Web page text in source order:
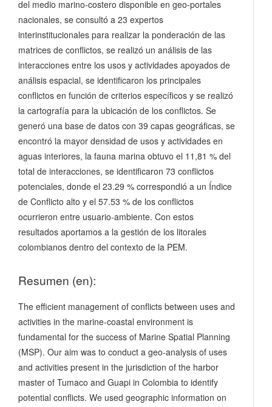
del medio marino-costero disponible en geo-portales
nacionales, se consultó a 23 expertos
interinstitucionales para realizar la ponderación de las
matrices de conflictos, se realizó un análisis de las
interacciones entre los usos y actividades apoyados de
análisis espacial, se identificaron los principales
conflictos en función de criterios específicos y se realizó
la cartografía para la ubicación de los conflictos. Se
generó una base de datos con 39 capas geográficas, se
encontró la mayor densidad de usos y actividades en
aguas interiores, la fauna marina obtuvo el 11,81 % del
total de interacciones, se identificaron 73 conflictos
potenciales, donde el 23.29 % correspondió a un Índice
de Conflicto alto y el 57.53 % de los conflictos
ocurrieron entre usuario-ambiente. Con estos
resultados aportamos a la gestión de los litorales
colombianos dentro del contexto de la PEM.
Resumen (en):
The efficient management of conflicts between uses and
activities in the marine-coastal environment is
fundamental for the success of Marine Spatial Planning
(MSP). Our aim was to conduct a geo-analysis of uses
and activities present in the jurisdiction of the harbor
master of Tumaco and Guapi in Colombia to identify
potential conflicts. We used geographic information on